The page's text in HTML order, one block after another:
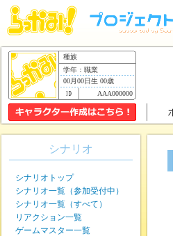
種族
学年：職業
00月00日生 00歳
AAA000000
シナリオ
シナリオトップ
シナリオ一覧（参加受付中）
シナリオ一覧（すべて）
リアクション一覧
ゲームマスター一覧